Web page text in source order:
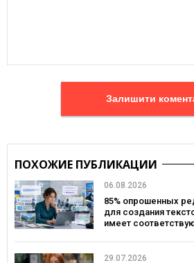
Залишити
ПОХОЖИЕ ПУБЛИКАЦИИ
06.08.2026
85% опрошенных
для создания
имеет
29.07.2026